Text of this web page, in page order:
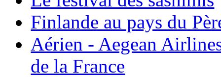
Finlande au pays du
Aérien - Aegean
de la France